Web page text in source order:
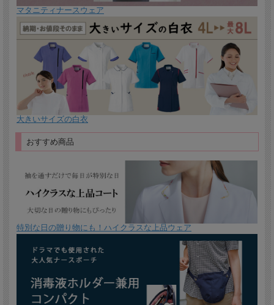
マタニティナースウェア
大きいサイズの白衣
おすすめ商品
特別な日の贈り物にも！ハイクラスな上品ウェア